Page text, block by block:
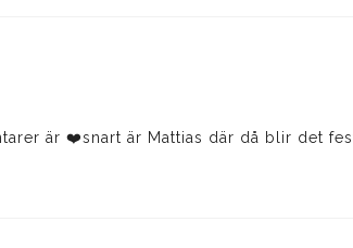
är ❤️snart är Mattias där då blir det